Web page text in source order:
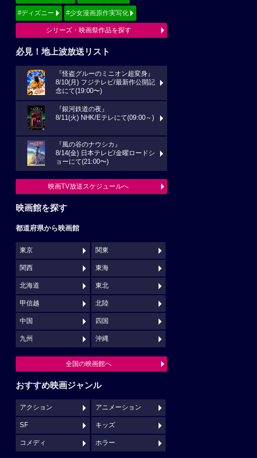
#ディズニー #少女漫画原作実写化
シリーズ・映画祭作品を探す
必見！地上波放送リスト
『怪盗グルーのミニオン超変身』
8/10(月) フジテレビ/最新作公開記
念にて(19:00〜)
『銀河鉄道の夜』
8/11(火) NHK/Eテレにて(09:00～)
『風の谷のナウシカ』
8/14(金) 日本テレビ/金曜ロードシ
ョーにて(21:00〜)
映画TV放送スケジュールへ
映画館を探す
都道府県から映画館
東京 関東
関西 東海
北海道 東北
甲信越 北陸
中国 四国
九州 沖縄
全国の映画館へ
おすすめ映画ジャンル
アクション アニメーション
SF キッズ
コメディ ホラー